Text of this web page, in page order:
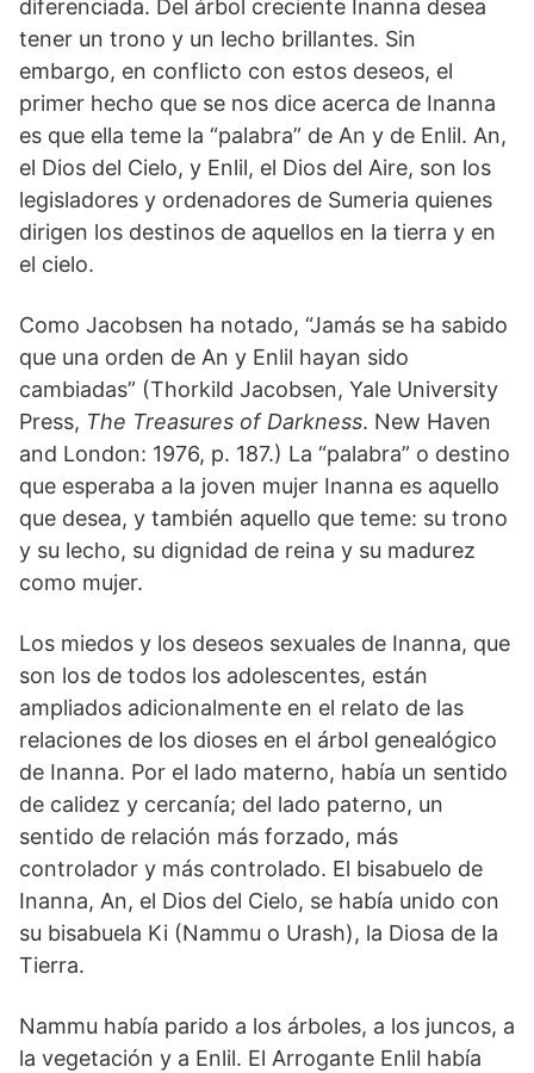
diferenciada. Del árbol creciente Inanna desea
tener un trono y un lecho brillantes. Sin
embargo, en conflicto con estos deseos, el
primer hecho que se nos dice acerca de Inanna
es que ella teme la “palabra” de An y de Enlil. An,
el Dios del Cielo, y Enlil, el Dios del Aire, son los
legisladores y ordenadores de Sumeria quienes
dirigen los destinos de aquellos en la tierra y en
el cielo.
Como Jacobsen ha notado, “Jamás se ha sabido
que una orden de An y Enlil hayan sido
cambiadas” (Thorkild Jacobsen, Yale University
Press, The Treasures of Darkness. New Haven
and London: 1976, p. 187.) La “palabra” o destino
que esperaba a la joven mujer Inanna es aquello
que desea, y también aquello que teme: su trono
y su lecho, su dignidad de reina y su madurez
como mujer.
Los miedos y los deseos sexuales de Inanna, que
son los de todos los adolescentes, están
ampliados adicionalmente en el relato de las
relaciones de los dioses en el árbol genealógico
de Inanna. Por el lado materno, había un sentido
de calidez y cercanía; del lado paterno, un
sentido de relación más forzado, más
controlador y más controlado. El bisabuelo de
Inanna, An, el Dios del Cielo, se había unido con
su bisabuela Ki (Nammu o Urash), la Diosa de la
Tierra.
Nammu había parido a los árboles, a los juncos, a
la vegetación y a Enlil. El Arrogante Enlil había